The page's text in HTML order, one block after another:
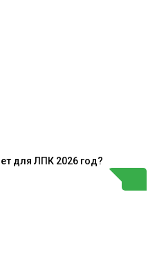
для ЛПК 2026 год?